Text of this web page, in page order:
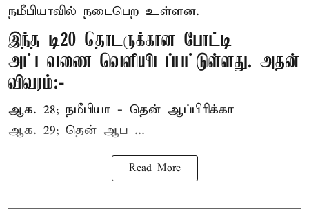
நமீபியாவில் நடைபெற உள்ளன.
இந்த டி20 தொடருக்கான போட்டி
அட்டவணை வெளியிடப்பட்டுள்ளது. அதன்
விவரம்:-
ஆக. 28; நமீபியா - தென் ஆப்பிரிக்கா
ஆக. 29; தென் ஆப ...
Read More